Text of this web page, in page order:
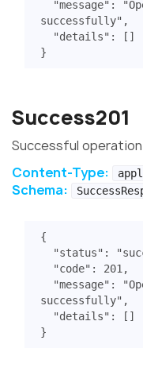
"message" :
successfully" ,
"details" :
[]
}
Success201
Successful operation
Content-Type:
Schema:
{
"status" :
"code" : 201 ,
"message" :
successfully" ,
"details" :
[]
}